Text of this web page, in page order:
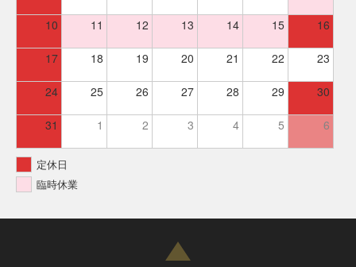
10 11 12 13 14 15 16
17 18 19 20 21 22 23
24 25 26 27 28 29 30
31 1 2 3 4 5 6
定休日
臨時休業